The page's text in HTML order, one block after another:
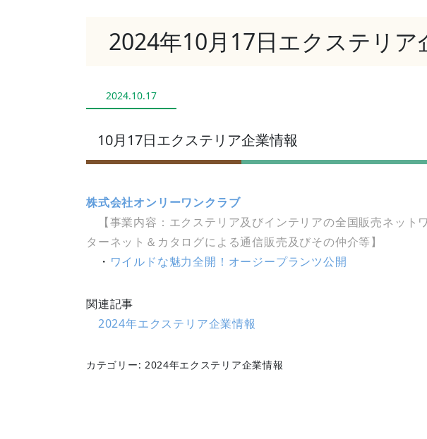
2024年10月17日エクステリア
2024.10.17
10月17日エクステリア企業情報
株式会社オンリーワンクラブ
【事業内容：エクステリア及びインテリアの全国販売ネット
ターネット＆カタログによる通信販売及びその仲介等】
・ ワイルドな魅力全開！オージープランツ公開
関連記事
2024年エクステリア企業情報
カテゴリー: 2024年エクステリア企業情報